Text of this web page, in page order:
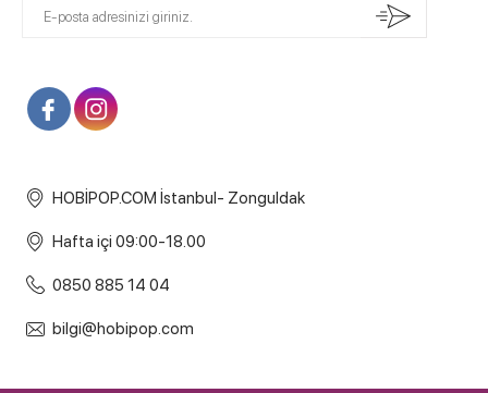
HOBİPOP.COM İstanbul- Zonguldak
Hafta içi 09:00-18.00
0850 885 14 04
bilgi@hobipop.com